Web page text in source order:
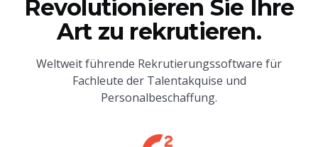
Revolutionieren Sie Ihre
Art zu rekrutieren.
Weltweit führende Rekrutierungssoftware für
Fachleute der Talentakquise und
Personalbeschaffung.